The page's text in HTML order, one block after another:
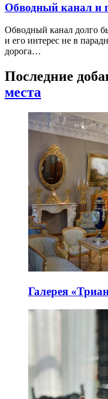
Обводный канал и
Обводный канал долго
и его интерес не в
дорога…
Последние
места
Галерея